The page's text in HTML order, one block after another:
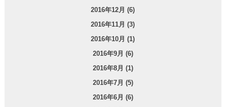
2016年12月 (6)
2016年11月 (3)
2016年10月 (1)
2016年9月 (6)
2016年8月 (1)
2016年7月 (5)
2016年6月 (6)